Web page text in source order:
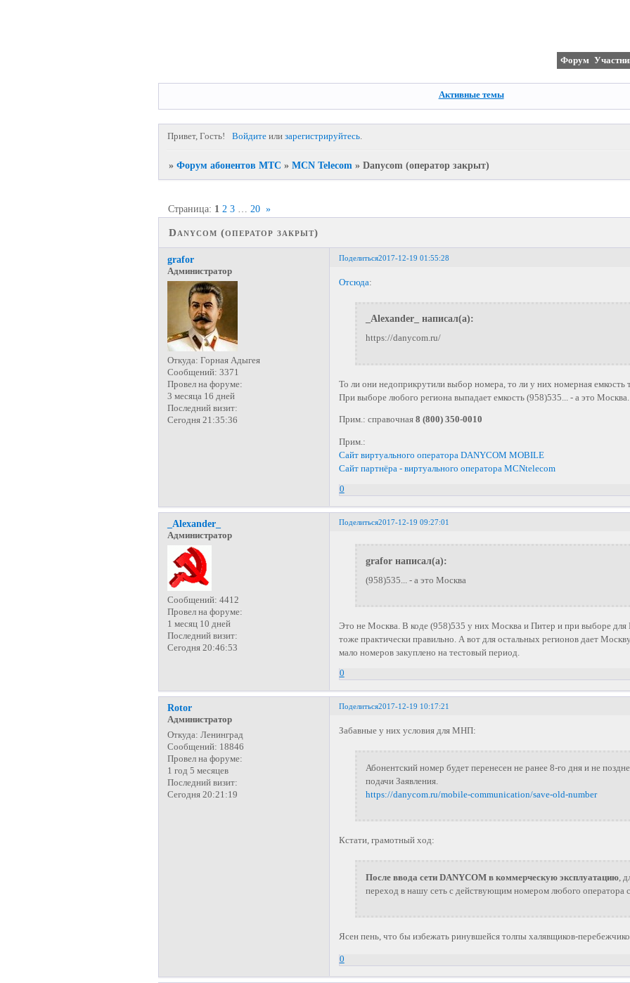
Форум
Активные темы
Привет, Гость! Войдитеили зарегистрируйтесь.
» Форум абонентов МТС » MCN Telecom » Danycom (оператор закрыт)
Danycom (оператор закрыт)
Страница: 1 2 3 20 »
Поделиться2017-12-19 01:55:28
grafor
Администратор
Откуда: Горная Адыгея
Сообщений: 3371
Провел на форуме:
3 месяца 16 дней
Последний визит:
Сегодня 21:35:36
Отсюда:
_Alexander_ написал(а):
https://danycom.ru/
То ли они недоприкрутили выбор номера, то ли у них номерная емкость
При выборе любого региона выпадает емкость (958)535... - а это Москва.
Прим.: справочная 8 (800) 350-0010
Прим.:
Сайт виртуального оператора DANYCOM MOBILE
Сайт партнёра - виртуального оператора MCNtelecom
0
Поделиться2017-12-19 09:27:01
_Alexander_
Администратор
Сообщений: 4412
Провел на форуме:
1 месяц 10 дней
Последний визит:
Сегодня 20:46:53
grafor написал(а):
(958)535... - а это Москва
Это не Москва. В коде (958)535 у них Москва и Питер и при выборе
тоже практически правильно. А вот для остальных регионов дает Москву
мало номеров закуплено на тестовый период.
0
Поделиться2017-12-19 10:17:21
Rotor
Администратор
Откуда: Ленинград
Сообщений: 18846
Провел на форуме:
1 год 5 месяцев
Последний визит:
Сегодня 20:21:19
Забавные у них условия для МНП:
Абонентский номер будет перенесен не ранее 8-го дня и не
подачи Заявления.
https://danycom.ru/mobile-communication/save-old-number
Кстати, грамотный ход:
После ввода сети DANYCOM в коммерческую эксплуатацию ,
переход в нашу сеть с действующим номером любого оператора
Ясен пень, что бы избежать ринувшейся толпы халявщиков-
0